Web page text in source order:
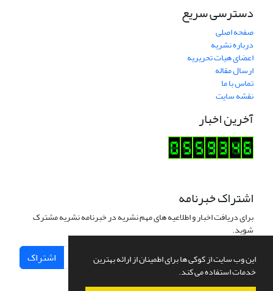
این وب سایت از کوکی ها برای اطمینان از ارائه بهترین
خدمات استفاده می کند.
دسترسی سریع
صفحه اصلی
درباره نشریه
اعضای هیات تحریریه
ارسال مقاله
تماس با ما
نقشه سایت
آخرین اخبار
اشتراک خبرنامه
برای دریافت اخبار و اطلاعیه های مهم نشریه در خبرنامه نشریه مشترک
شوید.
اشتراک